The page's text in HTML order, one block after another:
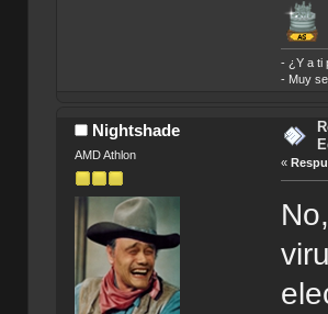
- ¿Y a ti
- Muy
Nightshade
AMD Athlon
«